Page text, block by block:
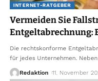
INTERNET-RATGEBER
Vermeiden Sie
Entgeltabrechnung:
Die rechtskonforme
für jedes Unternehmen.
Redaktion 11. November